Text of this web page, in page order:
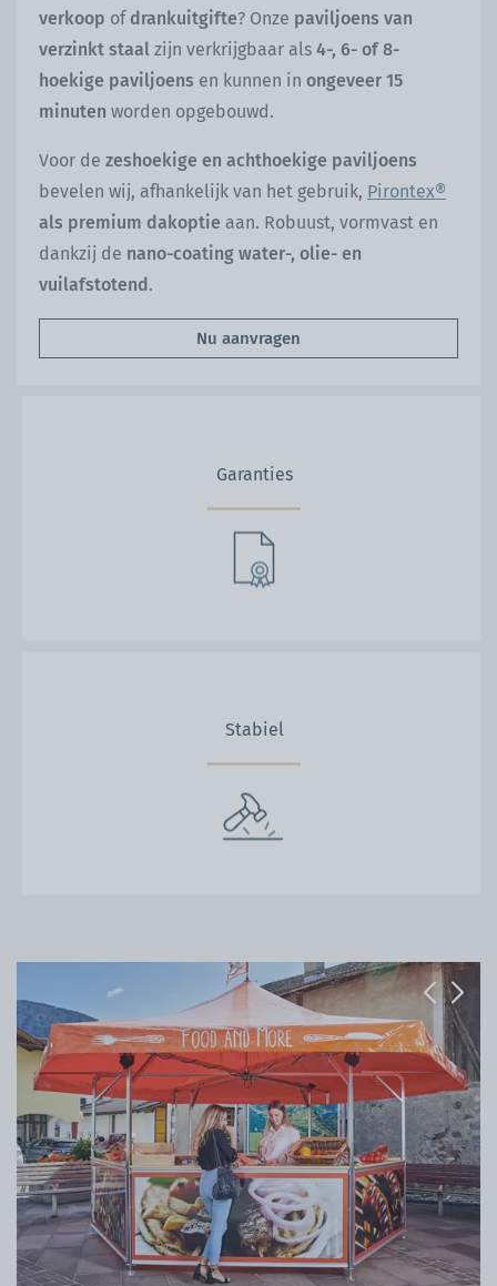
verkoop of drankuitgifte? Onze paviljoens van
verzinkt staal zijn verkrijgbaar als 4-, 6- of 8-
hoekige paviljoens en kunnen in ongeveer 15
minuten worden opgebouwd.
Voor de zeshoekige en achthoekige paviljoens
bevelen wij, afhankelijk van het gebruik, Pirontex®
als premium dakoptie aan. Robuust, vormvast en
dankzij de nano-coating water-, olie- en
vuilafstotend.
Nu aanvragen
Garanties
Stabiel
Previous
Next